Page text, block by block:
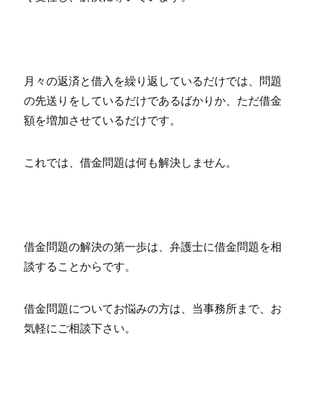
月々の返済と借入を繰り返しているだけでは、問題
の先送りをしているだけであるばかりか、ただ借金
額を増加させているだけです。
これでは、借金問題は何も解決しません。
借金問題の解決の第一歩は、弁護士に借金問題を相
談することからです。
借金問題についてお悩みの方は、当事務所まで、お
気軽にご相談下さい。